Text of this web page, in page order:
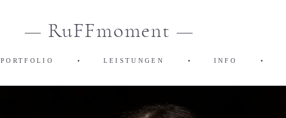
— RuFFmoment —
PORTFOLIO • LEISTUNGEN • INFO •